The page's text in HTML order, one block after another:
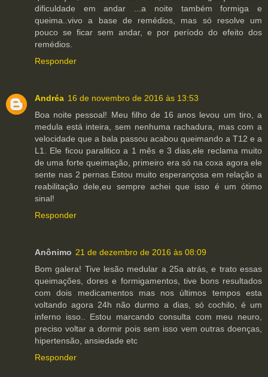
dificuldade em andar ...a noite também formiga e
queima..vivo a base de remédios, mas só resolve um
pouco se ficar sem andar, e por período do efeito dos
remédios.
Responder
Andréa 16 de novembro de 2016 às 13:53
Boa noite pessoal! Meu filho de 16 anos levou um tiro, a
medula está inteira, sem nenhuma rachadura, mas com a
velocidade que a bala passou acabou queimando a T12 e a
L1. Ele ficou paralitico a 1 mês e 3 dias,ele reclama muito
de uma forte queimação, primeiro era só na coxa agora ele
sente nas 2 pernas.Estou muito esperançosa em relação a
reabilitação dele,eu sempre achei que isso é um ótimo
sinal!
Responder
Anônimo 21 de dezembro de 2016 às 08:09
Bom galera! Tive lesão medular a 25a atrás, e trato essas
queimações, dores e formigamentos, tive bons resultados
com dois medicamentos mas nos últimos tempos esta
voltando agora 24h não durmo a dias, só cochilo, é um
inferno isso.. Estou marcando consulta com meu neuro,
preciso voltar a dormir pois sem isso vem outras doenças,
hipertensão, ansiedade etc
Responder